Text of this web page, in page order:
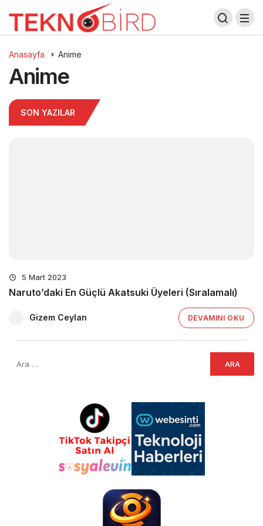
Anasayfa Anime
Anime
SON YAZILAR
5 Mart 2023
Naruto’daki En Güçlü Akatsuki Üyeleri (Sıralamalı)
Gizem Ceylan DEVAMINI OKU